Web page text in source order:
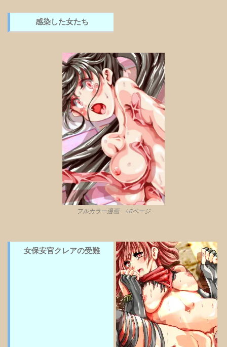
感染した女たち
フルカラー漫画 46ページ
女保安官クレアの受難